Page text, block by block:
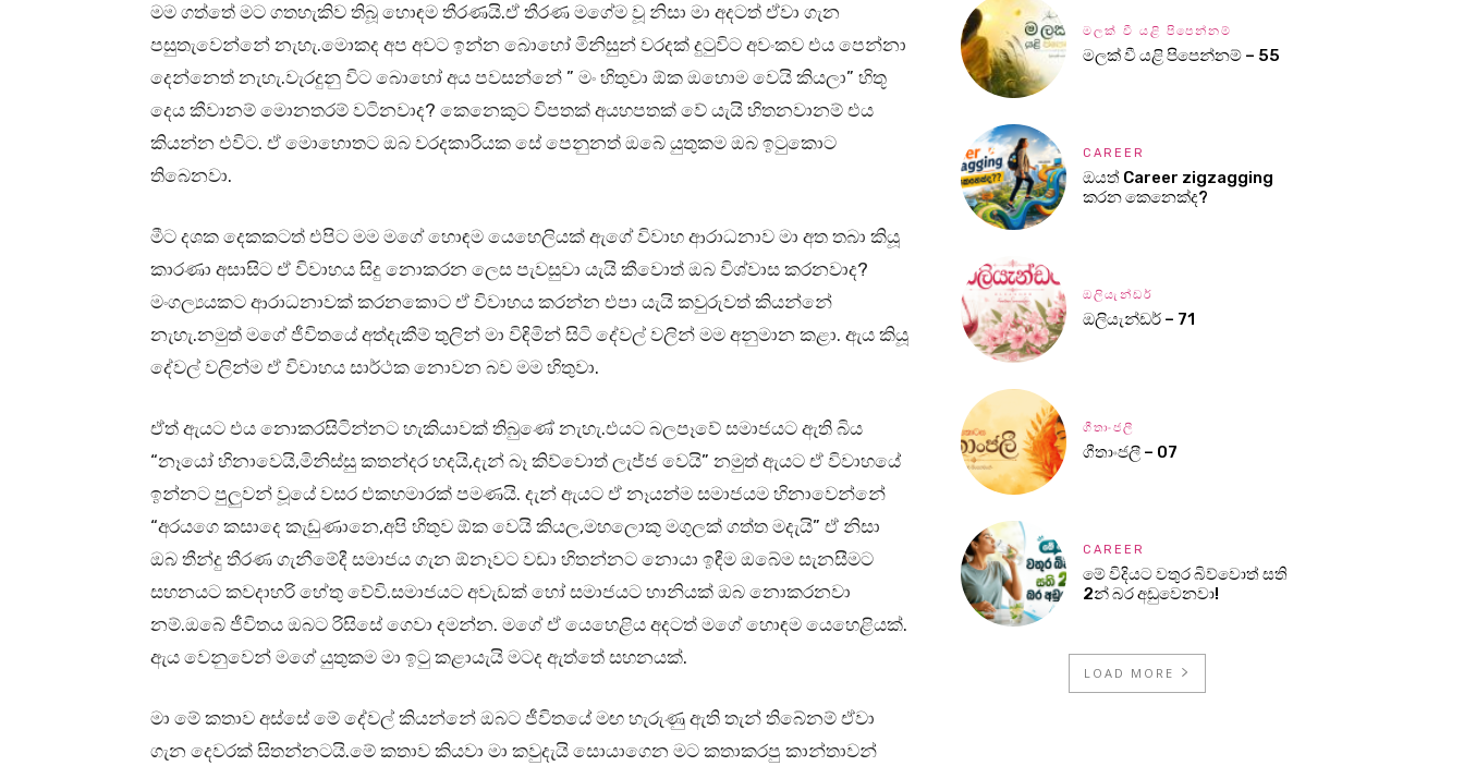
මම ගත්තේ මට ගතහැකිව තිබූ හොඳම තීරණයි.ඒ තීරණ මගේම වූ නිසා මා අදටත් ඒවා ගැන
පසුතැවෙන්නේ නැහැ.මොකද අප අවට ඉන්න බොහෝ මිනිසුන් වරදක් දුටුවිට අවංකව එය පෙන්නා
දෙන්නෙත් නැහැ.වැරදුනු විට බොහෝ අය පවසන්නේ ” මං හිතුවා ඕක ඔහොම වෙයි කියලා” හිතූ
දෙය කීවානම් මොනතරම් වටිනවාද? කෙනෙකුට විපතක් අයහපතක් වේ යැයි හිතනවානම් එය
කියන්න එවිට. ඒ මොහොතට ඔබ වරදකාරියක සේ පෙනුනත් ඔබේ යුතුකම ඔබ ඉටුකොට
තිබෙනවා.
මීට දශක දෙකකටත් එපිට මම මගේ හොඳම යෙහෙලියක් ඇගේ විවාහ ආරාධනාව මා අත තබා කියූ
කාරණා අසාසිට ඒ විවාහය සිදු නොකරන ලෙස පැවසුවා යැයි කීවොත් ඔබ විශ්වාස කරනවාද?
මංගල්‍යයකට ආරාධනාවක් කරනකොට ඒ විවාහය කරන්න එපා යැයි කවුරුවත් කියන්නේ
නැහැ.නමුත් මගේ ජීවිතයේ අත්දැකීම් තුලින් මා විඳිමින් සිටි දේවල් වලින් මම අනුමාන කළා. ඇය කියූ
දේවල් වලින්ම ඒ විවාහය සාර්ථක නොවන බව මම හිතුවා.
ඒත් ඇයට එය නොකරසිටින්නට හැකියාවක් තිබුණේ නැහැ.එයට බලපෑවේ සමාජයට ඇති බිය
“නෑයෝ හිනාවෙයි,මිනිස්සු කතන්දර හදයි,දැන් බෑ කිව්වොත් ලැජ්ජ වෙයි” නමුත් ඇයට ඒ විවාහයේ
ඉන්නට පුලුවන් වූයේ වසර එකහමාරක් පමණයි. දැන් ඇයට ඒ නෑයන්ම සමාජයම හිනාවෙන්නේ
“අරයගෙ කසාදෙ කැඩුණානෙ,අපි හිතුව ඕක වෙයි කියල,මහලොකු මගුලක් ගත්ත මදැයි” ඒ නිසා
ඔබ තීන්දු තීරණ ගැනීමේදී සමාජය ගැන ඕනෑවට වඩා හිතන්නට නොයා ඉඳීම ඔබේම සැනසීමට
සහනයට කවදාහරි හේතු වේවි.සමාජයට අවැඩක් හෝ සමාජයට හානියක් ඔබ නොකරනවා
නම්.ඔබේ ජීවිතය ඔබට රිසිසේ ගෙවා දමන්න. මගේ ඒ යෙහෙළිය අදටත් මගේ හොඳම යෙහෙළියක්.
ඇය වෙනුවෙන් මගේ යුතුකම මා ඉටු කළායැයි මටද ඇත්තේ සහනයක්.
මා මේ කතාව අස්සේ මේ දේවල් කියන්නේ ඔබට ජීවිතයේ මඟ හැරුණු ඇති තැන් තිබේනම් ඒවා
ගැන දෙවරක් සිතන්නටයි.මේ කතාව කියවා මා කවුදැයි සොයාගෙන මට කතාකරපු කාන්තාවන්
මලක් වී යළි පිපෙන්නම්
මලක් වී යළි පිපෙන්නම් – 55
CAREER
ඔයත් Career zigzagging
කරන කෙනෙක්ද?
ඔලියැන්ඩර්
ඔලියැන්ඩර් – 71
ගීතාංජලී
ගීතාංජලී – 07
CAREER
මේ විදියට වතුර බිව්වොත් සති
2න් බර අඩුවෙනවා!
LOAD MORE